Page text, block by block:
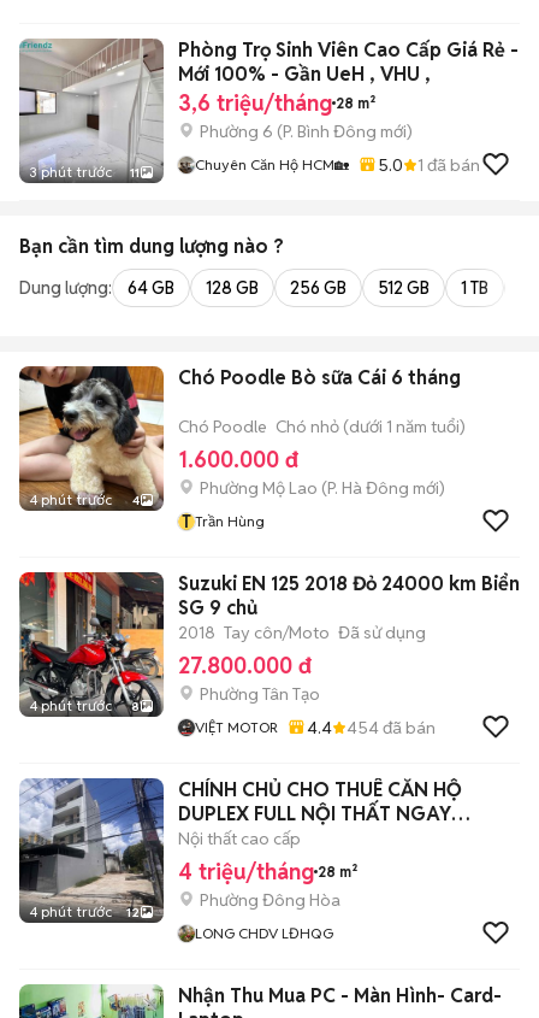
3 phút trước 11
Phòng Trọ Sinh Viên Cao Cấp Giá Rẻ -
Mới 100% - Gần UeH , VHU ,
3,6 triệu/tháng 28 m²
Phường 6 (P. Bình Đông mới)
Chuyên Căn Hộ HCM🏡 5.0 1 đã bán
Bạn cần tìm dung lượng nào ?
Dung lượng: 64 GB 128 GB 256 GB 512 GB 1 TB
4 phút trước 4
Chó Poodle Bò sữa Cái 6 tháng
Chó Poodle Chó nhỏ (dưới 1 năm tuổi)
1.600.000 đ
Phường Mộ Lao (P. Hà Đông mới)
T Trần Hùng
4 phút trước 8
Suzuki EN 125 2018 Đỏ 24000 km Biển
SG 9 chủ
2018 Tay côn/Moto Đã sử dụng
27.800.000 đ
Phường Tân Tạo
VIỆT MOTOR 4.4 454đã bán
4 phút trước 12
CHÍNH CHỦ CHO THUÊ CĂN HỘ
DUPLEX FULL NỘI THẤT NGAY
LĐHQG + GO DĨ AN
Nội thất cao cấp
4 triệu/tháng 28 m²
Phường Đông Hòa
LONG CHDV LĐHQG
Nhận Thu Mua PC - Màn Hình- Card-